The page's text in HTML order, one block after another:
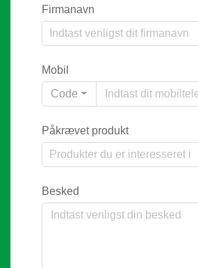
Firmanavn
Mobil
Code
Påkrævet produkt
Besked